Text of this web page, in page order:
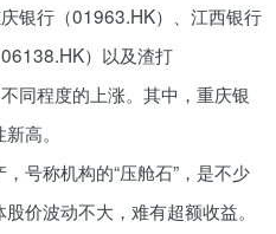
“科
式
银行（01963.HK）、江西银行
）以及渣打
同程度的上涨。其中，重庆银
高。
号称机构的“压舱石”，是不少
价波动不大，难有超额收益。